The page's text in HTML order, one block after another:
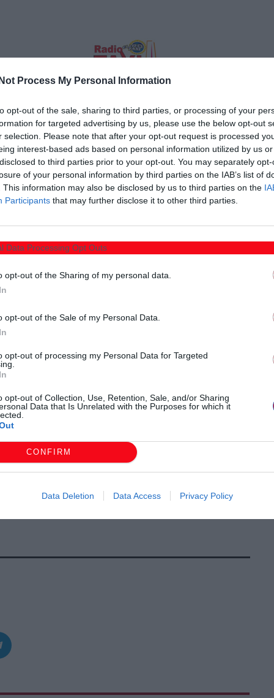
Process My Personal Information
opt-out of the sale, sharing to third parties, or processing of your
for targeted advertising by us, please use the below opt-out
selection. Please note that after your opt-out request is processed
interest-based ads based on personal information utilized by us
to third parties prior to your opt-out. You may separately
of your personal information by third parties on the IAB’s list of
This information may also be disclosed by us to third parties on the
Participants that may further disclose it to other third parties.
Data Processing Opt Outs
opt-out of the Sharing of my personal data.
opt-out of the Sale of my Personal Data.
opt-out of processing my Personal Data for Targeted
opt-out of Collection, Use, Retention, Sale, and/or Sharing
Data that Is Unrelated with the Purposes for which it
CONFIRM
Data Deletion Data Access Privacy Policy
δεσμευόταν δημόσια μόλις πριν από λίγες
των Δελφών, ότι «οι συνδεδεμένες ενισχύσεις θα
μιας ακόμα κυβερνητικής ανακολουθίας: οι
να μετατίθεται γιατον Μάιο!
αλλάτινάζει στον αέρα κάθε προγραμματισμό
στην αγροτική οικονομία και επιτείνοντας την
αγρότες βλέπουν για ακόμη μία φορά τις
προετοιμάζονται να κάνουνμαύρο Πάσχα, χωρίς τα
οικογενειών και εκμεταλλεύσεών τους.
των ζωονόσων που τους έπληξαν, για δεύτερη
του Πάσχα”, επιβάλλοντας τα super-markets
οικονομική ζημιά στους παραγωγούς
ζουν χωρίς εισόδημα εδώ και μήνες.
στα 5 χρόνια διακυβέρνησης της ΝΔ να
τεκμήριο της κυβερνητικής αδράνειας και
αγροτικού τομέα, και της κατάρρευσης του
υπαίθρου και απαιτεί την ά
Πάσχα, όπως είχε δεσμευτεί ο ίδιος ο Υπουργός.